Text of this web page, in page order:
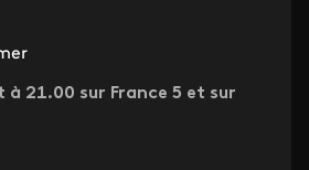
à 21.00 sur France 5 et sur